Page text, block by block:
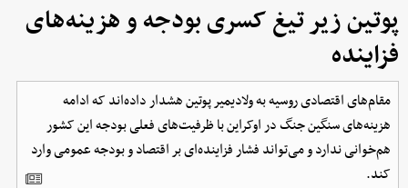
پوتین زیر تیغ کسری بودجه و هزینه‌های
فزاینده
مقام‌های اقتصادی روسیه به ولادیمیر پوتین هشدار داده‌اند که ادامه
هزینه‌های سنگین جنگ در اوکراین با ظرفیت‌های فعلی بودجه این کشور
هم‌خوانی ندارد و می‌تواند فشار فزاینده‌ای بر اقتصاد و بودجه عمومی وارد
کند.